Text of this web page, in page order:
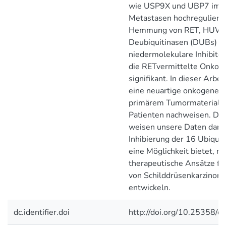
wie USP9X und UBP7 im
Metastasen hochreguliert
Hemmung von RET,
Deubiquitinasen (DUBs)
niedermolekulare
die RETvermittelte
signifikant. In dieser
eine neuartige onkogene
primärem Tumormaterial
Patienten nachweisen.
weisen unsere Daten
Inhibierung der 16
eine Möglichkeit bietet,
therapeutische Ansätze
von
entwickeln.
dc.identifier.doi http://doi.org/10.25358/